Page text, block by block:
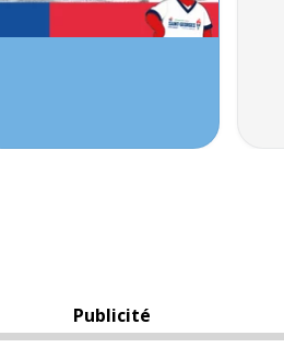
Publicité